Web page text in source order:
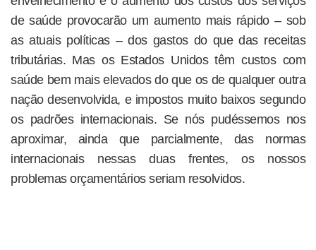
de saúde provocarão um aumento mais rápido – sob
as atuais políticas – dos gastos do que das receitas
tributárias. Mas os Estados Unidos têm custos com
saúde bem mais elevados do que os de qualquer outra
nação desenvolvida, e impostos muito baixos segundo
os padrões internacionais. Se nós pudéssemos nos
aproximar, ainda que parcialmente, das normas
internacionais nessas duas frentes, os nossos
problemas orçamentários seriam resolvidos.